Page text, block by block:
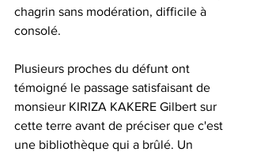
chagrin sans modération, difficile à
consolé.
Plusieurs proches du défunt ont
témoigné le passage satisfaisant de
monsieur KIRIZA KAKERE Gilbert sur
cette terre avant de préciser que c'est
une bibliothèque qui a brûlé. Un